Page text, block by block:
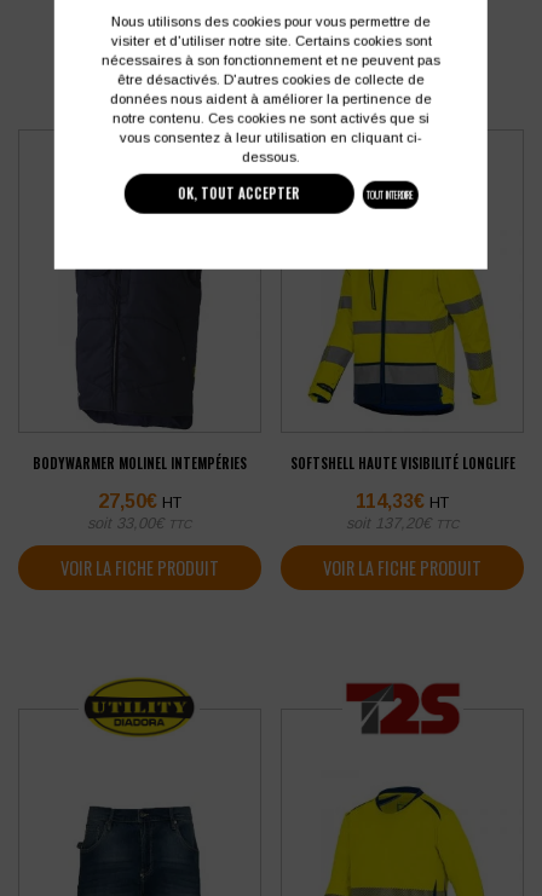
PRODUITS SIMILAIRES
BODYWARMER MOLINEL INTEMPÉRIES
27,50€ HT
soit 33,00€ TTC
VOIR LA FICHE PRODUIT
SOFTSHELL HAUTE VISIBILITÉ LONGLIFE
114,33€ HT
soit 137,20€ TTC
VOIR LA FICHE PRODUIT
Nous utilisons des cookies pour vous permettre de
visiter et d'utiliser notre site. Certains cookies sont
nécessaires à son fonctionnement et ne peuvent pas
être désactivés. D'autres cookies de collecte de
données nous aident à améliorer la pertinence de
notre contenu. Ces cookies ne sont activés que si
vous consentez à leur utilisation en cliquant ci-
dessous.
OK, TOUT ACCEPTER TOUT INTERDIRE